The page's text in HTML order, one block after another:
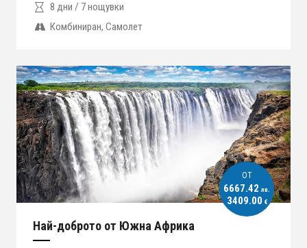
8 дни / 7 нощувки
Комбиниран, Самолет
ОT
6667.42 лв.
3409.00 €
Най-доброто от Южна Африка